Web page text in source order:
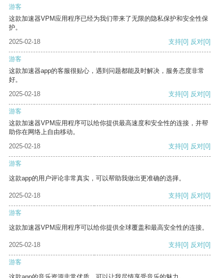
游客
这款加速器VPM应用程序已经为我们带来了无限的隐私保护和安全性保
护。
2025-02-18
支持[0] 反对[0]
游客
这款加速器app的客服很贴心，遇到问题都能及时解决，服务态度非常
好。
2025-02-18
支持[0] 反对[0]
游客
这款加速器VPM应用程序可以给你提供最高速度和安全性的连接，并帮
助你在网络上自由移动。
2025-02-18
支持[0] 反对[0]
游客
这款app的用户评论非常真实，可以帮助我做出更准确的选择。
2025-02-18 支持[0] 反对[0]
游客
这款加速器VPM应用程序可以给你提供全球覆盖和最高安全性的连接。
2025-02-18 支持[0] 反对[0]
游客